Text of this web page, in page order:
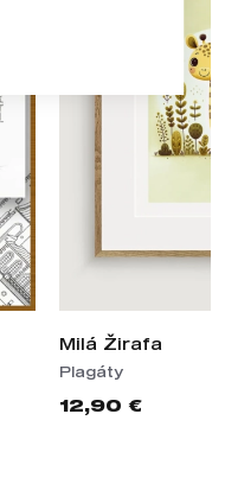
Milá Žirafa
Plagáty
12,90 €